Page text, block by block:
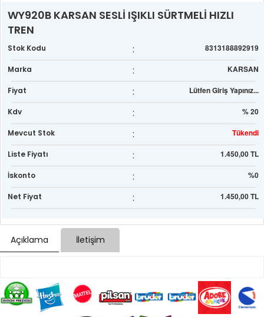
WY920B KARSAN SESLİ IŞIKLI SÜRTMELİ HIZLI
TREN
Stok Kodu : 8313188892919
Marka : KARSAN
Fiyat : Lütfen Giriş Yapınız...
Kdv : % 20
Mevcut Stok : Tükendi
Liste Fiyatı : 1.450,00 TL
İskonto : %0
Net Fiyat : 1.450,00 TL
Açıklama İletişim